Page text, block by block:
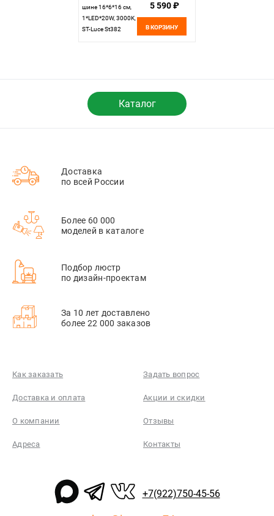
шине 16*6*16 см,
1*LED*20W, 3000K,
ST-Luce St382
5 590 ₽
В КОРЗИНУ
Каталог
Доставка
по всей России
Более 60 000
моделей в каталоге
Подбор люстр
по дизайн-проектам
За 10 лет доставлено
более 22 000 заказов
Как заказать Задать вопрос
Доставка и оплата Акции и скидки
О компании Отзывы
Адреса Контакты
+7(922)750-45-56